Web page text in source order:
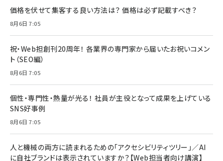
価格を伏せて集客する良い方法は？ 価格は必ず記載すべき？
8月6日 7:05
祝・Web担創刊20周年！ 各業界の専門家から届いたお祝いコメン
ト（SEO編）
8月6日 7:05
個性・専門性・熱量が光る！ 社員が主役となって成果を上げている
SNS好事例
8月6日 7:05
人と機械の両方に読まれるための「アクセシビリティツリー」／AI
に自社ブランドは表示されていますか？【Web担当者向け講演】